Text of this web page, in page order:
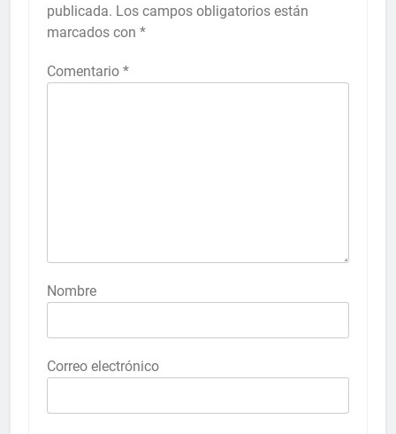
publicada. Los campos obligatorios están
marcados con *
Comentario *
Nombre
Correo electrónico